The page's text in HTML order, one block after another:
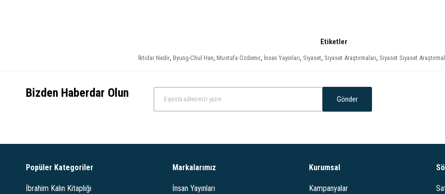
Etiketler
İktidar Nedir, Byung-Chul Han, Mustafa Özdemir, İnsan Yayınları, Siyaset, Siyaset Araştırmaları, Siyaset Siyaset
Bizden Haberdar Olun Gönder
Popüler Kategoriler
İbrahim Kalın Kitaplığı
Markalarımız
İnsan Yayınları
Kurumsal
Kampanyalar